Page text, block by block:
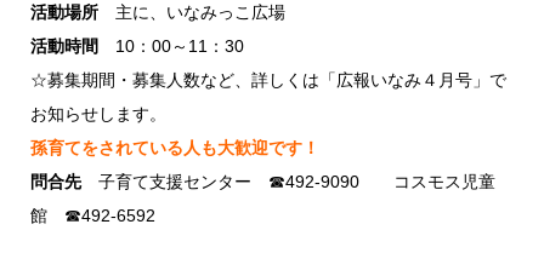
活動場所 主に、いなみっこ広場
活動時間
10：00～11：30
☆募集期間・募集人数など、詳しくは「広報いなみ４月号」で
お知らせします。
孫育てをされている人も大歓迎です！
問合先子育て支援センター ☎492-9090 コスモス児童
館 ☎492-6592